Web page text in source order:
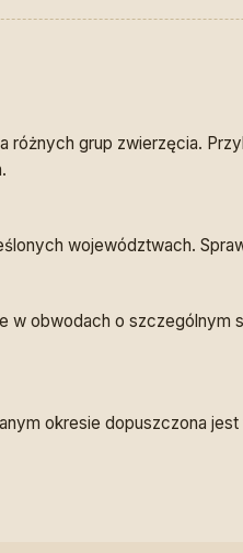
różnych grup zwierzęcia.
województwach.
w obwodach o szczególnym
okresie dopuszczona